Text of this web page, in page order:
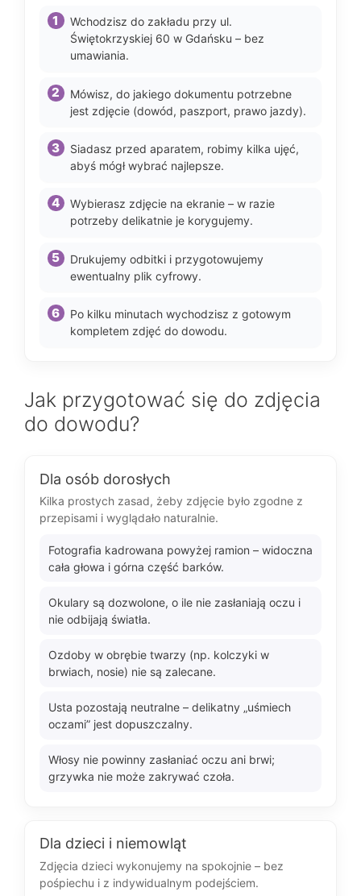
Wchodzisz do zakładu przy ul.
Świętokrzyskiej 60 w Gdańsku – bez
umawiania.
Mówisz, do jakiego dokumentu potrzebne
jest zdjęcie (dowód, paszport, prawo jazdy).
Siadasz przed aparatem, robimy kilka ujęć,
abyś mógł wybrać najlepsze.
Wybierasz zdjęcie na ekranie – w razie
potrzeby delikatnie je korygujemy.
Drukujemy odbitki i przygotowujemy
ewentualny plik cyfrowy.
Po kilku minutach wychodzisz z gotowym
kompletem zdjęć do dowodu.
Jak przygotować się do zdjęcia
do dowodu?
Dla osób dorosłych
Kilka prostych zasad, żeby zdjęcie było zgodne z
przepisami i wyglądało naturalnie.
Fotografia kadrowana powyżej ramion – widoczna
cała głowa i górna część barków.
Okulary są dozwolone, o ile nie zasłaniają oczu i
nie odbijają światła.
Ozdoby w obrębie twarzy (np. kolczyki w
brwiach, nosie) nie są zalecane.
Usta pozostają neutralne – delikatny „uśmiech
oczami” jest dopuszczalny.
Włosy nie powinny zasłaniać oczu ani brwi;
grzywka nie może zakrywać czoła.
Dla dzieci i niemowląt
Zdjęcia dzieci wykonujemy na spokojnie – bez
pośpiechu i z indywidualnym podejściem.